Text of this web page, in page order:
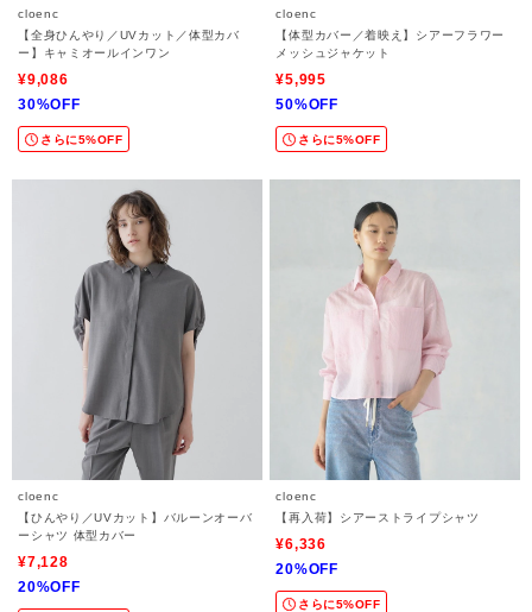
cloenc
【全身ひんやり／UVカット／体型カバ
ー】キャミオールインワン
¥9,086
30%OFF
さらに5%OFF
cloenc
【体型カバー／着映え】シアーフラワー
メッシュジャケット
¥5,995
50%OFF
さらに5%OFF
cloenc
【ひんやり／UVカット】バルーンオーバ
ーシャツ 体型カバー
¥7,128
20%OFF
cloenc
【再入荷】シアーストライプシャツ
¥6,336
20%OFF
さらに5%OFF